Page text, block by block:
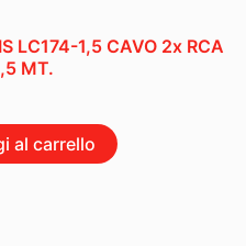
LC174-1,5 CAVO 2x RCA
MT.
al carrello